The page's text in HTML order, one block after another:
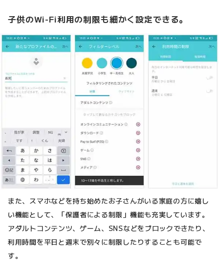
子供のWi-Fi利用の制限も細かく設定できる。
また、スマホなどを持ち始めたお子さんがいる家庭の方に嬉し
い機能として、「保護者による制限」機能も充実しています。
アダルトコンテンツ、ゲーム、SNSなどをブロックできたり、
利用時間を平日と週末で別々に制限したりすることも可能で
す。